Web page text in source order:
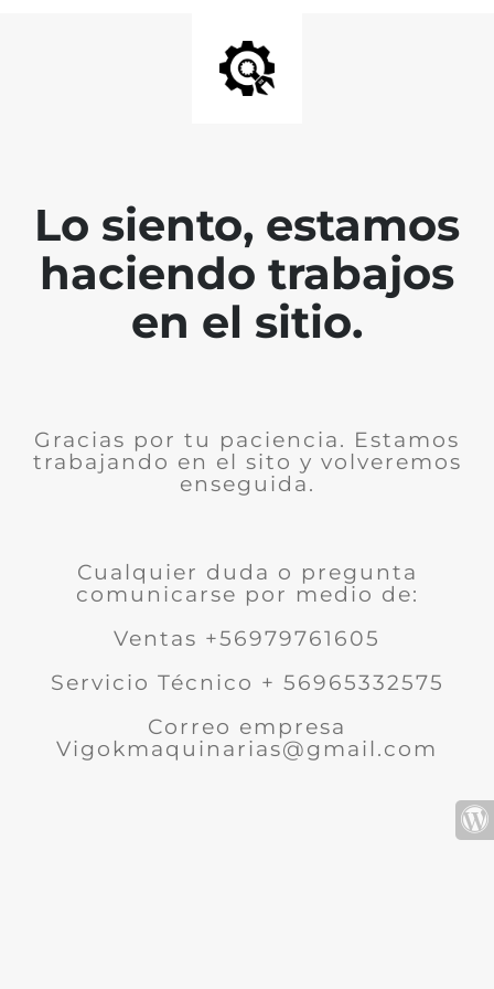
Lo siento, estamos
haciendo trabajos
en el sitio.
Gracias por tu paciencia. Estamos
trabajando en el sito y volveremos
enseguida.
Cualquier duda o pregunta
comunicarse por medio de:
Ventas +56979761605
Servicio Técnico + 56965332575
Correo empresa
Vigokmaquinarias@gmail.com